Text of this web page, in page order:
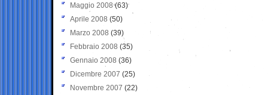
Maggio 2008(63)
Aprile 2008 (50)
Marzo 2008 (39)
Febbraio 2008 (35)
Gennaio 2008 (36)
Dicembre 2007 (25)
Novembre 2007 (22)